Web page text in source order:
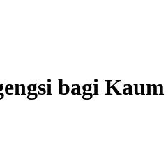
bagi